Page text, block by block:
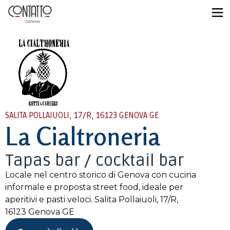
SALITA POLLAIUOLI, 17/R, 16123 GENOVA GE
La Cialtroneria
Tapas bar / cocktail bar
Locale nel centro storico di Genova con cucina
informale e proposta street food, ideale per
aperitivi e pasti veloci. Salita Pollaiuoli, 17/R,
16123 Genova GE